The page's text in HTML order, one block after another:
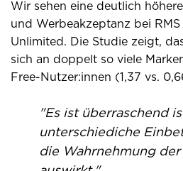
Wir sehen eine deutlich
und Werbeakzeptanz bei
Unlimited. Die Studie zeigt,
sich an doppelt so viele
Free-Nutzer:innen (1,37 vs.
"Es ist überraschend
unterschiediche
die Wahrnehmung